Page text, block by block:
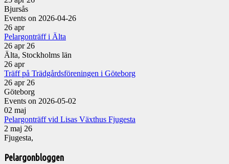
Bjursås
Events on 2026-04-26
26 apr
Pelargonträff i Älta
26 apr 26
Älta, Stockholms län
26 apr
Träff på Trädgårdsföreningen i Göteborg
26 apr 26
Göteborg
Events on 2026-05-02
02 maj
Pelargonträff vid Lisas Växthus Fjugesta
2 maj 26
Fjugesta,
Pelargonbloggen